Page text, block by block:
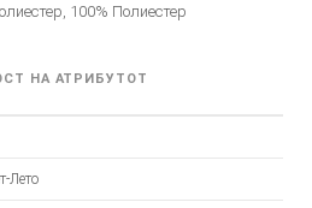
100% Полиестер
НА АТРИБУТОТ
Лето